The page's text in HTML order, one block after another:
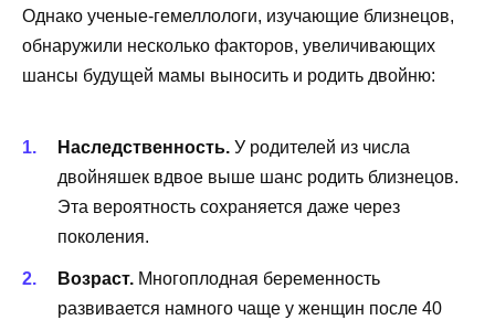
Однако ученые-гемеллологи, изучающие близнецов,
обнаружили несколько факторов, увеличивающих
шансы будущей мамы выносить и родить двойню:
Наследственность. У родителей из числа
двойняшек вдвое выше шанс родить близнецов.
Эта вероятность сохраняется даже через
поколения.
Возраст. Многоплодная беременность
развивается намного чаще у женщин после 40